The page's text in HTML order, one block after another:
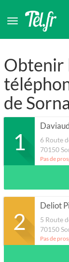
Obtenir
de
1
6 Route
70150
Pas de
2
Deliot
5 Route
70150
Pas de